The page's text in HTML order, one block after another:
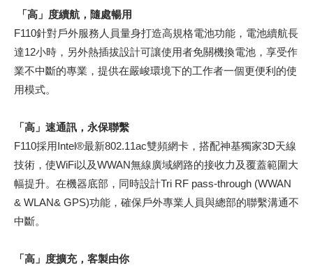
「高」度續航，隨處暢用
F110針對戶外服務人員量身打造高規格電池功能，電池續航長
達12小時，另外熱插拔設計可讓使用者免關機換電池，享受作
業不中斷的專業，提供在嚴峻環境下的工作者一個更便利的使
用模式。
「高」速通訊，永保聯繫
F110採用Intel®最新802.11ac雙頻網卡，搭配神基獨家3D天線
技術，使WiFi以及WWAN無線廣域網路的接收力及覆蓋範圍大
幅提升。在機器底部，同時設計Tri RF pass-through (WWAN
& WLAN& GPS)功能，確保戶外專業人員與總部的聯繫溝通不
中斷。
「高」度擴充，客製由你